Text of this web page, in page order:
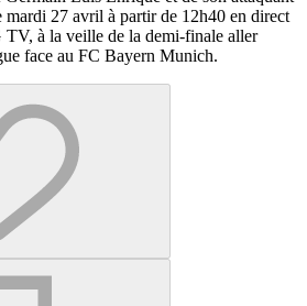
27 avril à partir de 12h40 en direct
TV, à la veille de la demi-finale aller
face au FC Bayern Munich.